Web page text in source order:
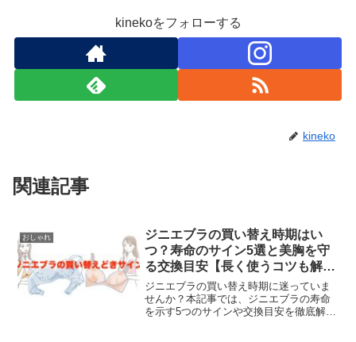
kinekoをフォローする
kineko
関連記事
おしゃれ
ジニエブラの買い替え時期はい
つ？寿命のサイン5選と美胸を守
る交換目安【長く使うコツも解
説】
ジニエブラの買い替え時期に迷っていま
せんか？本記事では、ジニエブラの寿命
を示す5つのサインや交換目安を徹底解